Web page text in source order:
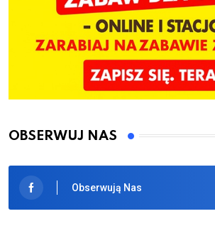
OBSERWUJ NAS
Obserwują Nas